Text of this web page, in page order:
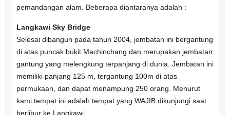
pemandangan alam. Beberapa diantaranya adalah :
Langkawi Sky Bridge
Selesai dibangun pada tahun 2004, jembatan ini bergantung
di atas puncak bukit Machinchang dan merupakan jembatan
gantung yang melengkung terpanjang di dunia. Jembatan ini
memiliki panjang 125 m, tergantung 100m di atas
permukaan, dan dapat menampung 250 orang. Menurut
kami tempat ini adalah tempat yang WAJIB dikunjungi saat
berlibur ke Langkawi.